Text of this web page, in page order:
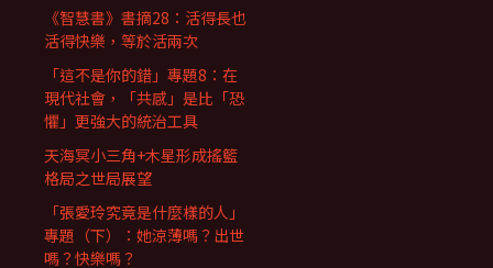
《智慧書》書摘28：活得長也
活得快樂，等於活兩次
「這不是你的錯」專題8：在
現代社會，「共感」是比「恐
懼」更強大的統治工具
天海冥小三角+木星形成搖籃
格局之世局展望
「張愛玲究竟是什麼樣的人」
專題（下）：她涼薄嗎？出世
嗎？快樂嗎？